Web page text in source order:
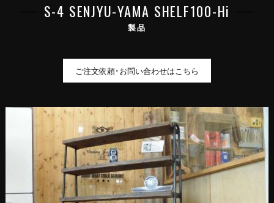
製品
S-4 SENJYU-YAMA SHELF100-Hi
ご注文依頼･お問い合わせはこちら